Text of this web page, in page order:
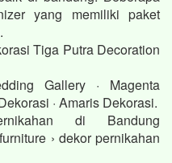
yang memiliki paket
Tiga Putra Decoration
Gallery · Magenta
· Amaris Dekorasi.
di Bandung
› dekor pernikahan